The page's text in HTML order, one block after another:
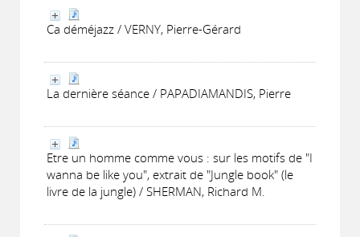
Ca déméjazz / VERNY, Pierre-Gérard
La dernière séance / PAPADIAMANDIS, Pierre
Etre un homme comme vous : sur les motifs de "I
wanna be like you", extrait de "Jungle book" (le
livre de la jungle) / SHERMAN, Richard M.